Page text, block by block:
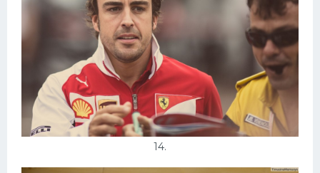
14.